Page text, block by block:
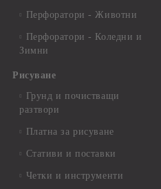
Перфоратори - Животни
Перфоратори - Коледни и
Зимни
Рисуване
Грунд и почистващи
разтвори
Платна за рисуване
Стативи и поставки
Четки и инструменти